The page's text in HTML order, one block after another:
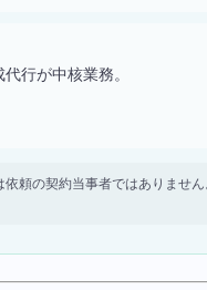
行が中核業務。
頼の契約当事者ではありませ